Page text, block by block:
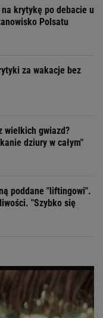
krytykę po debacie u
Polsatu
za wakacje bez
wielkich gwiazd?
dziury w całym"
poddane "liftingowi".
"Szybko się